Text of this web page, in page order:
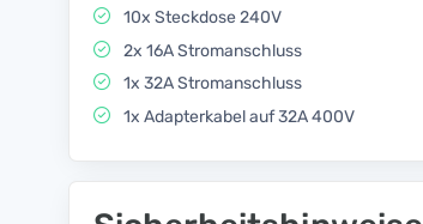
10x Steckdose 240V
2x 16A Stromanschluss
1x 32A Stromanschluss
1x Adapterkabel auf 32A 400V